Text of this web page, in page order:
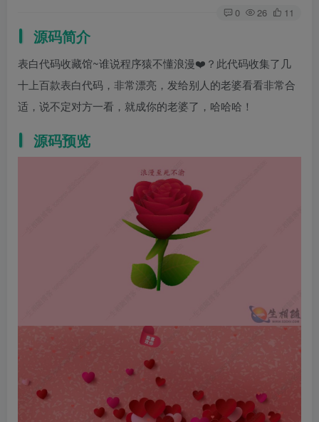
0 26 11
源码简介
表白代码收藏馆~谁说程序猿不懂浪漫❤️？此代码收集了几
十上百款表白代码，非常漂亮，发给别人的老婆看看非常合
适，说不定对方一看，就成你的老婆了，哈哈哈！
源码预览